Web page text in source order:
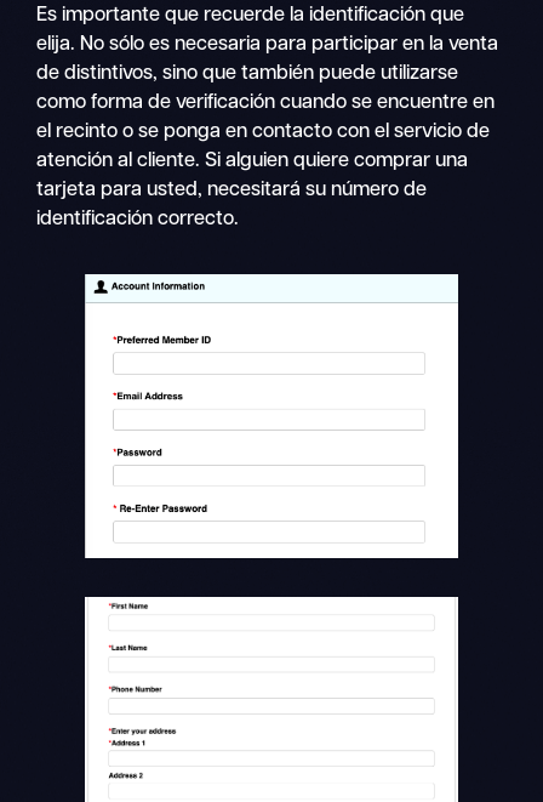
Es importante que recuerde la identificación que
elija. No sólo es necesaria para participar en la venta
de distintivos, sino que también puede utilizarse
como forma de verificación cuando se encuentre en
el recinto o se ponga en contacto con el servicio de
atención al cliente. Si alguien quiere comprar una
tarjeta para usted, necesitará su número de
identificación correcto.